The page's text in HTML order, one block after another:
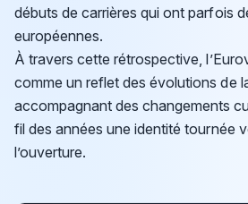
débuts de carrières qui ont parfois
européennes.
À travers cette rétrospective,
comme un reflet des évolutions de
accompagnant des changements
fil des années une identité tournée
l’ouverture.